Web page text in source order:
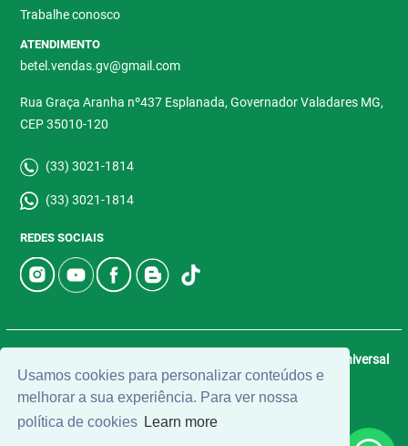
Usamos cookies para personalizar conteúdos e
melhorar a sua experiência. Para ver nossa
política de cookies Learn more
Trabalhe conosco
ATENDIMENTO
betel.vendas.gv@gmail.com
Rua Graça Aranha nº437 Esplanada, Governador Valadares MG,
CEP 35010-120
(33) 3021-1814
(33) 3021-1814
REDES SOCIAIS
Universal
Software.